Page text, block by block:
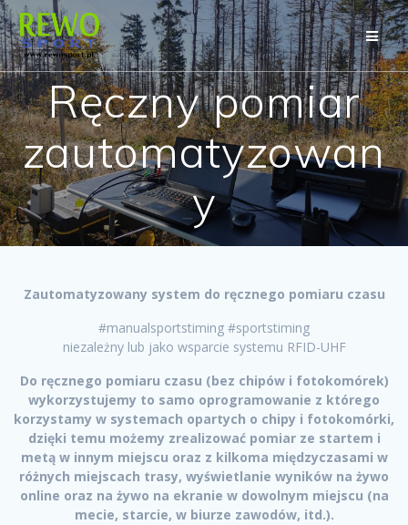
Przejdź
do
treści
Ręczny pomiar
zautomatyzowan
y
Zautomatyzowany system do ręcznego pomiaru czasu
#manualsportstiming #sportstiming
niezależny lub jako wsparcie systemu RFID-UHF
Do ręcznego pomiaru czasu (bez chipów i fotokomórek)
wykorzystujemy to samo oprogramowanie z którego
korzystamy w systemach opartych o chipy i fotokomórki,
dzięki temu możemy zrealizować pomiar ze startem i
metą w innym miejscu oraz z kilkoma międzyczasami w
różnych miejscach trasy, wyświetlanie wyników na żywo
online oraz na żywo na ekranie w dowolnym miejscu (na
mecie, starcie, w biurze zawodów, itd.).